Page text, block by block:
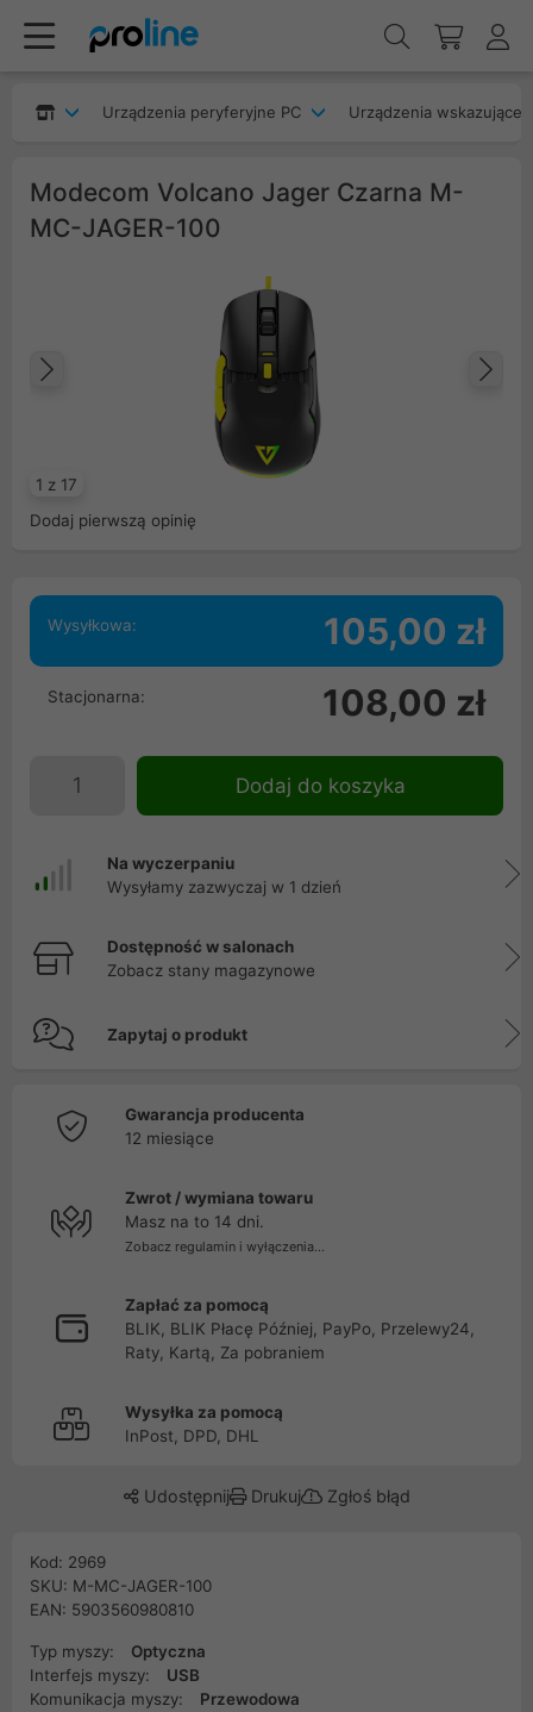
Urządzenia peryferyjne PC Urządzenia wskazujące
Modecom Volcano Jager Czarna M-
MC-JAGER-100
1 z 17
Poprzedni
Dodaj pierwszą opinię
Wysyłkowa: 105,00 zł
Stacjonarna: 108,00 zł
Dodaj do koszyka
Na wyczerpaniu
Wysyłamy zazwyczaj w 1 dzień
Dostępność w salonach
Zobacz stany magazynowe
Zapytaj o produkt
Gwarancja producenta
12 miesiące
Zwrot / wymiana towaru
Masz na to 14 dni.
Zobacz regulamin i wyłączenia...
Zapłać za pomocą
BLIK, BLIK Płacę Później, PayPo, Przelewy24,
Raty, Kartą, Za pobraniem
Wysyłka za pomocą
InPost, DPD, DHL
Udostępnij Drukuj Zgłoś błąd
Kod: 2969
SKU: M-MC-JAGER-100
EAN: 5903560980810
Typ myszy:
Optyczna
Interfejs myszy:
USB
Komunikacja myszy:
Przewodowa